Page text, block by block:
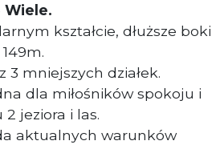
Wiele.
kształcie, dłuższe boki
3 mniejszych działek.
dla miłośników spokoju i
jeziora i las.
aktualnych warunków